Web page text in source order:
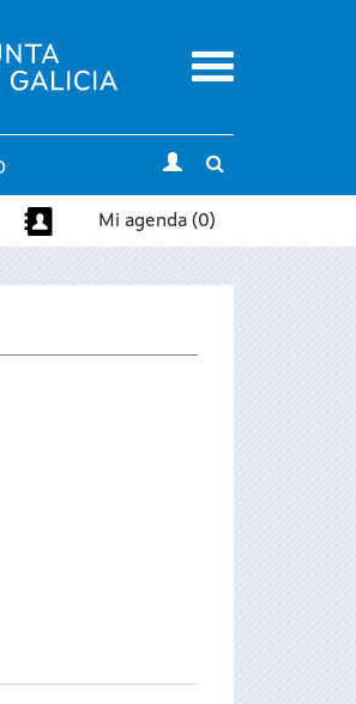
Menu
search
Mi agenda (0)